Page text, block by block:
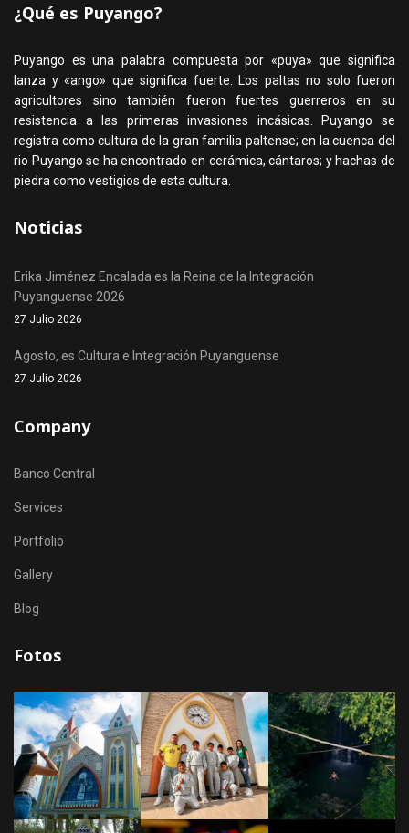
¿Qué es Puyango?
Puyango es una palabra compuesta por «puya» que significa
lanza y «ango» que significa fuerte. Los paltas no solo fueron
agricultores sino también fueron fuertes guerreros en su
resistencia a las primeras invasiones incásicas. Puyango se
registra como cultura de la gran familia paltense; en la cuenca del
rio Puyango se ha encontrado en cerámica, cántaros; y hachas de
piedra como vestigios de esta cultura.
Noticias
Erika Jiménez Encalada es la Reina de la Integración
Puyanguense 2026
27 Julio 2026
Agosto, es Cultura e Integración Puyanguense
27 Julio 2026
Company
Banco Central
Services
Portfolio
Gallery
Blog
Fotos